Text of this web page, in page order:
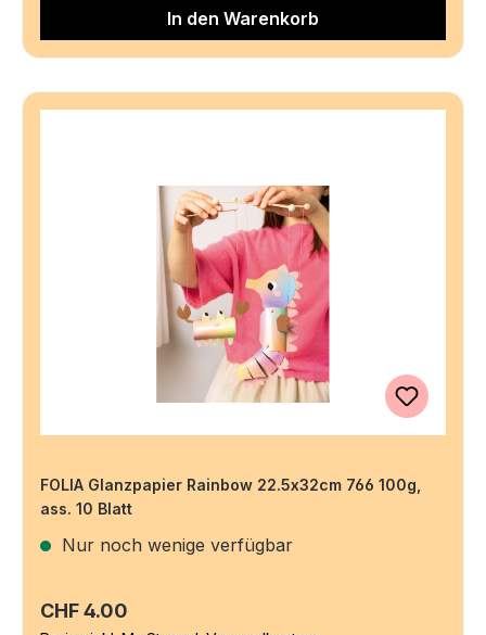
In den Warenkorb
FOLIA Glanzpapier Rainbow 22.5x32cm 766 100g,
ass. 10 Blatt
Nur noch wenige verfügbar
Regulärer Preis:
CHF 4.00